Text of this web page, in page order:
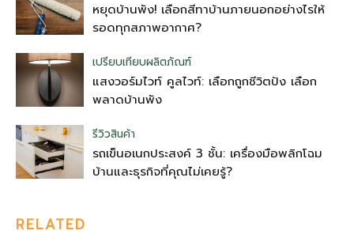
หยุดบ้านพัง! เลือกสีทาบ้านภายนอกอย่างไรให้
รอดทุกสภาพอากาศ?
เปรียบเทียบผลิตภัณฑ์
แสงวอร์มไวท์ คูลไวท์: เลือกถูกชีวิตปัง เลือก
พลาดบ้านพัง
รีวิวสินค้า
รถเข็นอเนกประสงค์ 3 ชั้น: เครื่องมือพลิกโฉม
บ้านและธุรกิจที่คุณไม่เคยรู้?
RELATED